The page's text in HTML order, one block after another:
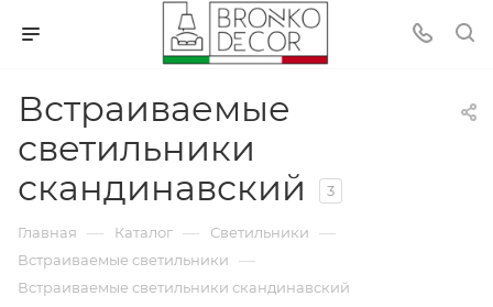
Встраиваемые
светильники
скандинавский
3
Главная — Каталог — Светильники —
Встраиваемые светильники —
Встраиваемые светильники скандинавский